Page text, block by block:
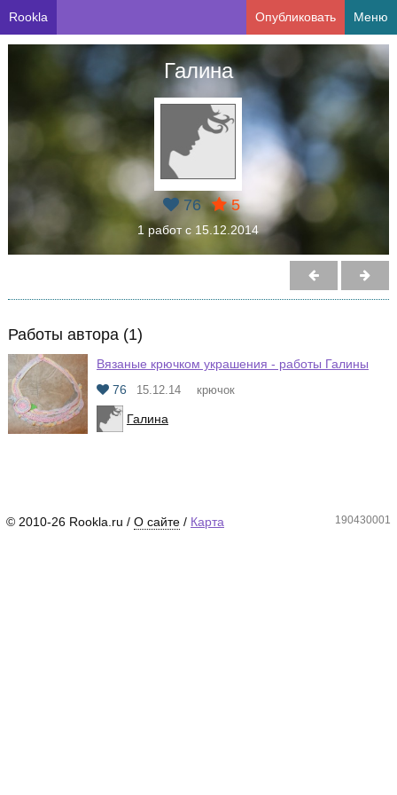
Rookla Опубликовать Меню
Галина
76 5
1 работ с 15.12.2014
Работы автора (1)
Вязаные крючком украшения - работы Галины
76
15.12.14 крючок
Галина
© 2010-26 Rookla.ru / О сайте / Карта 190430001